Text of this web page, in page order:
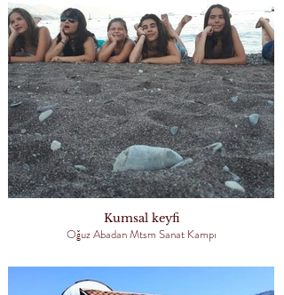
Kumsal keyfi
Oğuz Abadan Mtsm Sanat Kampı